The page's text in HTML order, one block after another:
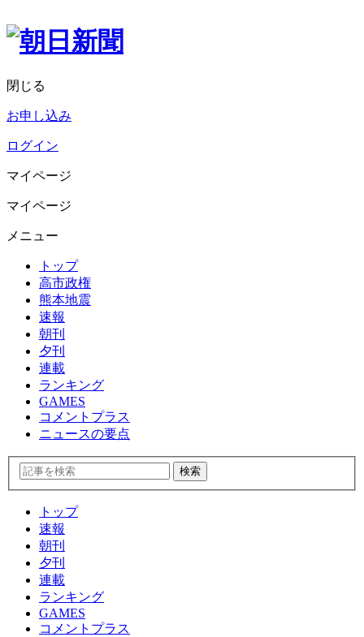
閉じる
お申し込み
ログイン
マイページ
マイページ
メニュー
トップ
高市政権
熊本地震
速報
朝刊
夕刊
連載
ランキング
GAMES
コメントプラス
ニュースの要点
トップ
速報
朝刊
夕刊
連載
ランキング
GAMES
コメントプラス